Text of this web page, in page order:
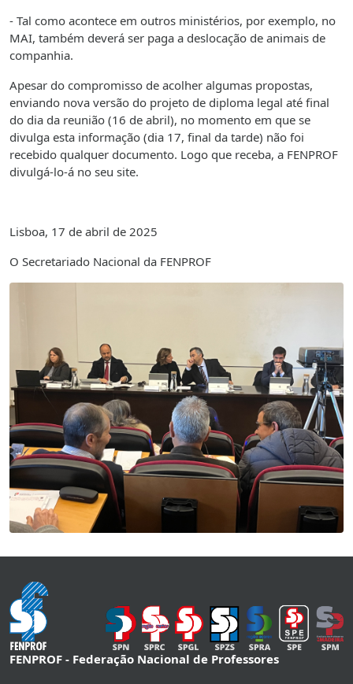
- Tal como acontece em outros ministérios, por exemplo, no
MAI, também deverá ser paga a deslocação de animais de
companhia.
Apesar do compromisso de acolher algumas propostas,
enviando nova versão do projeto de diploma legal até final
do dia da reunião (16 de abril), no momento em que se
divulga esta informação (dia 17, final da tarde) não foi
recebido qualquer documento. Logo que receba, a FENPROF
divulgá-lo-á no seu site.
Lisboa, 17 de abril de 2025
O Secretariado Nacional da FENPROF
FENPROF - Federação Nacional de Professores